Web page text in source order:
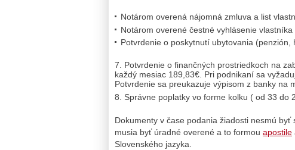
Notárom overená nájomná zmluva a list
Notárom overené čestné vyhlásenie
Potvrdenie o poskytnutí ubytovania (penzión,
Potvrdenie o finančných prostriedkoch na
každý mesiac 189,83€. Pri podnikaní sa
Potvrdenie sa preukazuje výpisom z banky na
Správne poplatky vo forme kolku ( od 33 do
Dokumenty v čase podania žiadosti nesmú
musia byť úradné overené a to formou apostile
Slovenského jazyka.